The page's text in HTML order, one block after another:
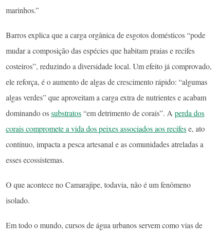
marinhos.”
Barros explica que a carga orgânica de esgotos domésticos “pode
mudar a composição das espécies que habitam praias e recifes
costeiros”, reduzindo a diversidade local. Um efeito já comprovado,
ele reforça, é o aumento de algas de crescimento rápido: “algumas
algas verdes” que aproveitam a carga extra de nutrientes e acabam
dominando ossubstratos“em detrimento de corais”. A perda dos
corais compromete a vida dos peixes associados aos recifese, ato
contínuo, impacta a pesca artesanal e as comunidades atreladas a
esses ecossistemas.
O que acontece no Camarajipe, todavia, não é um fenômeno
isolado.
Em todo o mundo, cursos de água urbanos servem como vias de